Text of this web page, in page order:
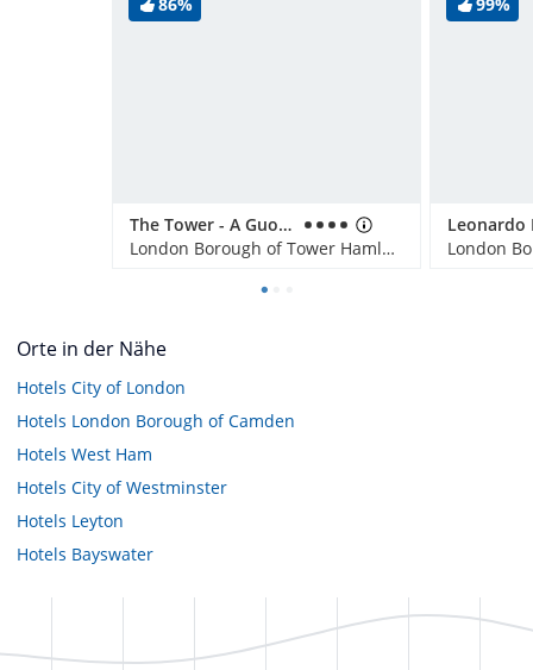
The Tower - A Guoman Hotel
London Borough of Tower Hamlets, Großbritannien
Orte in der Nähe
Hotels City of London
Hotels London Borough of Camden
Hotels West Ham
Hotels City of Westminster
Hotels Leyton
Hotels Bayswater